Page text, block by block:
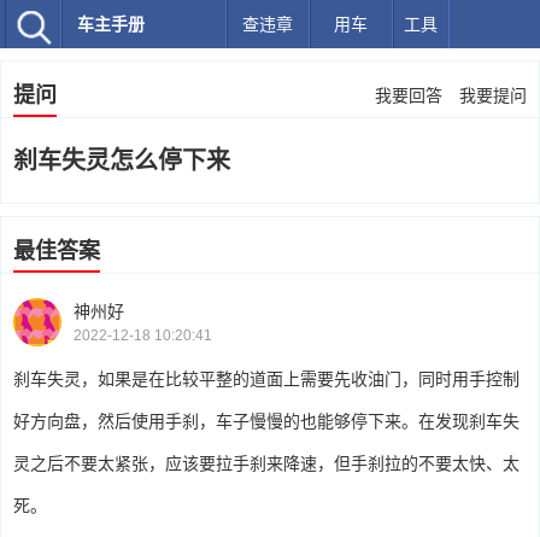
车主手册 查违章 用车 工具
提问 我要回答 我要提问
刹车失灵怎么停下来
最佳答案
神州好
2022-12-18 10:20:41
刹车失灵，如果是在比较平整的道面上需要先收油门，同时用手控制
好方向盘，然后使用手刹，车子慢慢的也能够停下来。在发现刹车失
灵之后不要太紧张，应该要拉手刹来降速，但手刹拉的不要太快、太
死。